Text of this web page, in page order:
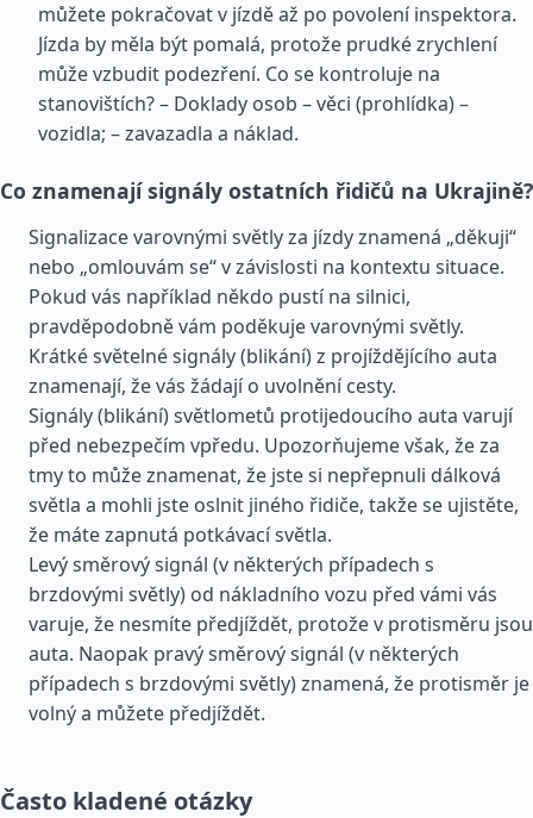
můžete pokračovat v jízdě až po povolení inspektora.
Jízda by měla být pomalá, protože prudké zrychlení
může vzbudit podezření. Co se kontroluje na
stanovištích? – Doklady osob – věci (prohlídka) –
vozidla; – zavazadla a náklad.
Co znamenají signály ostatních řidičů na Ukrajině?
Signalizace varovnými světly za jízdy znamená „děkuji“
nebo „omlouvám se“ v závislosti na kontextu situace.
Pokud vás například někdo pustí na silnici,
pravděpodobně vám poděkuje varovnými světly.
Krátké světelné signály (blikání) z projíždějícího auta
znamenají, že vás žádají o uvolnění cesty.
Signály (blikání) světlometů protijedoucího auta varují
před nebezpečím vpředu. Upozorňujeme však, že za
tmy to může znamenat, že jste si nepřepnuli dálková
světla a mohli jste oslnit jiného řidiče, takže se ujistěte,
že máte zapnutá potkávací světla.
Levý směrový signál (v některých případech s
brzdovými světly) od nákladního vozu před vámi vás
varuje, že nesmíte předjíždět, protože v protisměru jsou
auta. Naopak pravý směrový signál (v některých
případech s brzdovými světly) znamená, že protisměr je
volný a můžete předjíždět.
Často kladené otázky